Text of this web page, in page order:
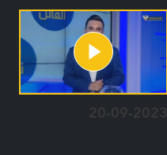
20-09-2023